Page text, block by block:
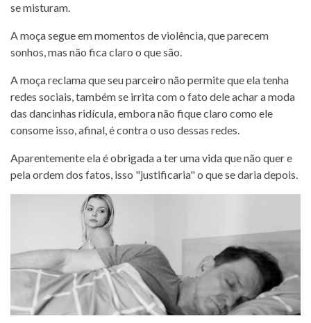
se misturam.
A moça segue em momentos de violência, que parecem
sonhos, mas não fica claro o que são.
A moça reclama que seu parceiro não permite que ela tenha
redes sociais, também se irrita com o fato dele achar a moda
das dancinhas ridícula, embora não fique claro como ele
consome isso, afinal, é contra o uso dessas redes.
Aparentemente ela é obrigada a ter uma vida que não quer e
pela ordem dos fatos, isso "justificaria" o que se daria depois.